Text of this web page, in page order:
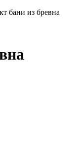
бани из бревна